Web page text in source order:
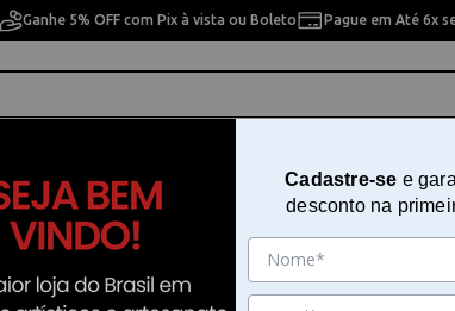
Ganhe 5% OFF com Pix à vista ou Boleto Pague em Até 6x
Pintura Artesanal
10% OFF 10% OFF
Cadastre-se e
desconto na